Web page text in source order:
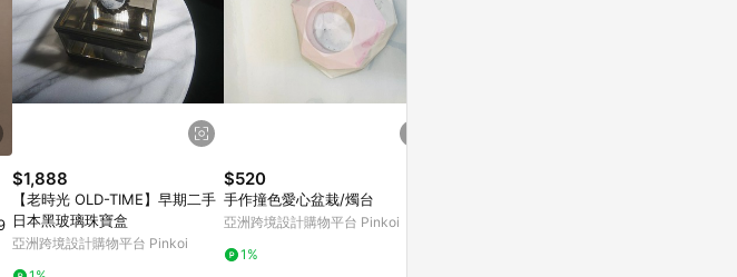
$1,888
【老時光 OLD-TIME】早期二手
日本黑玻璃珠寶盒
亞洲跨境設計購物平台 Pinkoi
$520
手作撞色愛心盆栽/燭台
亞洲跨境設計購物平台 Pinkoi
1%